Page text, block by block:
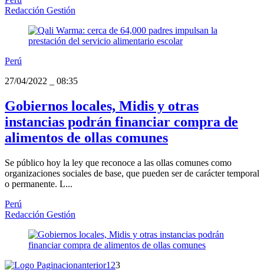
Redacción Gestión
Perú
27/04/2022
08:35
Gobiernos locales, Midis y otras
instancias podrán financiar compra de
alimentos de ollas comunes
Se público hoy la ley que reconoce a las ollas comunes como
organizaciones sociales de base, que pueden ser de carácter temporal
o permanente. L...
Perú
Redacción Gestión
anterior1 23